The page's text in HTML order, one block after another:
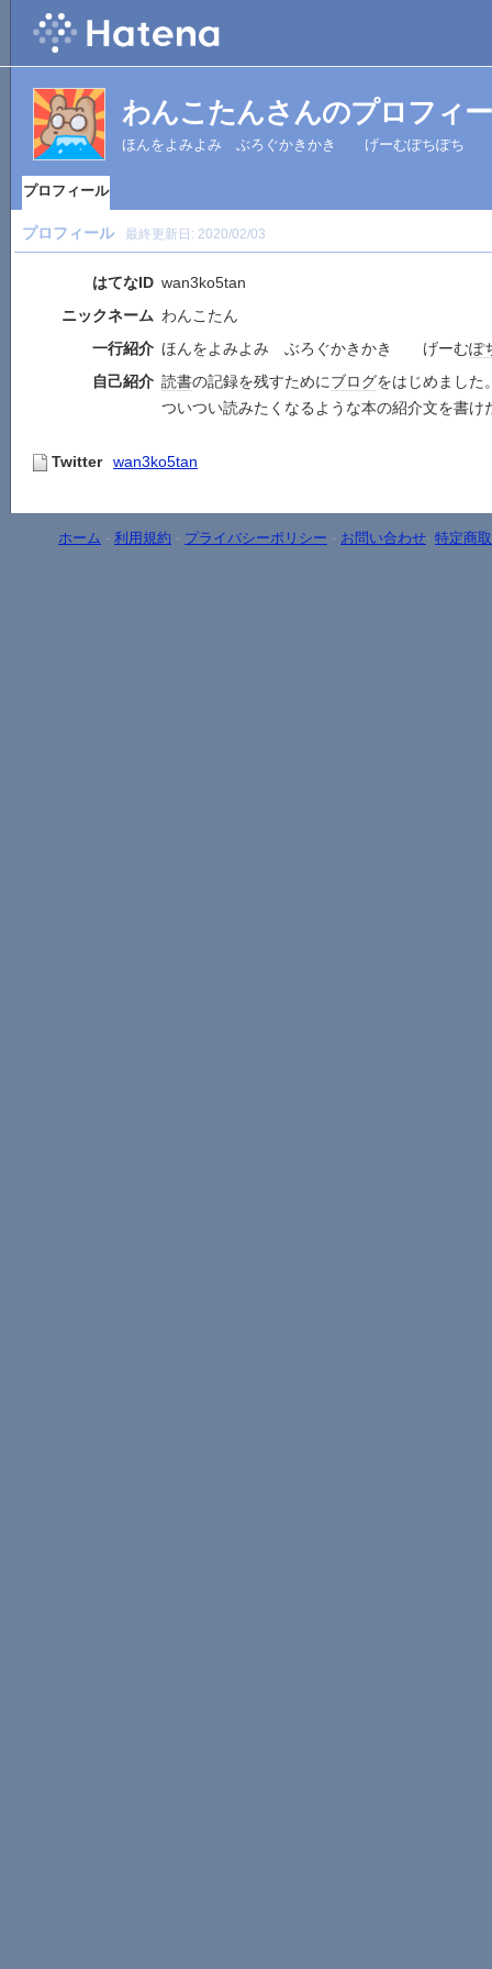
わんこたんさんのプロフィ
ほんをよみよみ ぶろぐかきかき げーむぽちぽち
プロフィール
プロフィール 最終更新日: 2020/02/03
はてなID wan3ko5tan
ニックネーム わんこたん
一行紹介 ほんをよみよみ ぶろぐかきかき げーむぽ
自己紹介 読書の記録を残すためにブログをはじめました
ついつい読みたくなるような本の紹介文を書け
Twitter wan3ko5tan
ホーム - 利用規約 - プライバシーポリシー - お問い合わせ- 特定商